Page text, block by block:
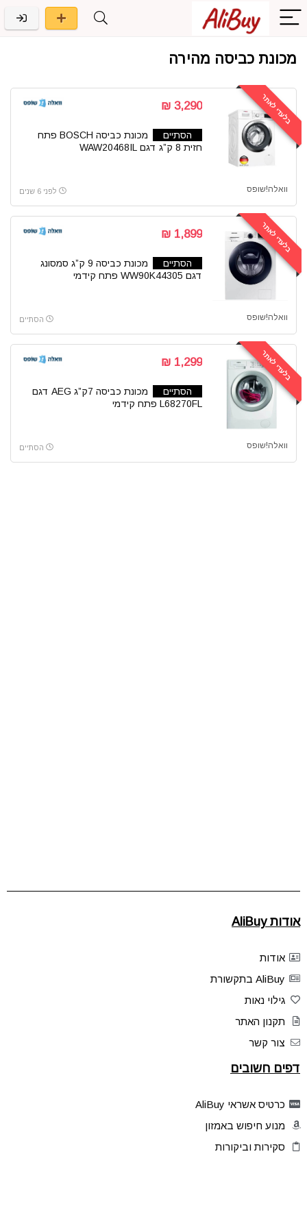
מכונת כביסה מהירה
בלעדי לאתר 3,290 ₪
הסתיים
מכונת כביסה BOSCH פתח
חזית 8 ק”ג דגם WAW20468IL
וואלה!שופס לפני 6 שנים
בלעדי לאתר 1,899 ₪
הסתיים
מכונת כביסה 9 ק”ג סמסונג
דגם WW90K44305 פתח קידמי
וואלה!שופס הסתיים
בלעדי לאתר 1,299 ₪
הסתיים
מכונת כביסה 7ק”ג AEG דגם
L68270FL פתח קידמי
וואלה!שופס הסתיים
אודות AliBuy
אודות
AliBuy בתקשורת
גילוי נאות
תקנון האתר
צור קשר
דפים חשובים
כרטיס אשראי AliBuy
מנוע חיפוש באמזון
סקירות וביקורות